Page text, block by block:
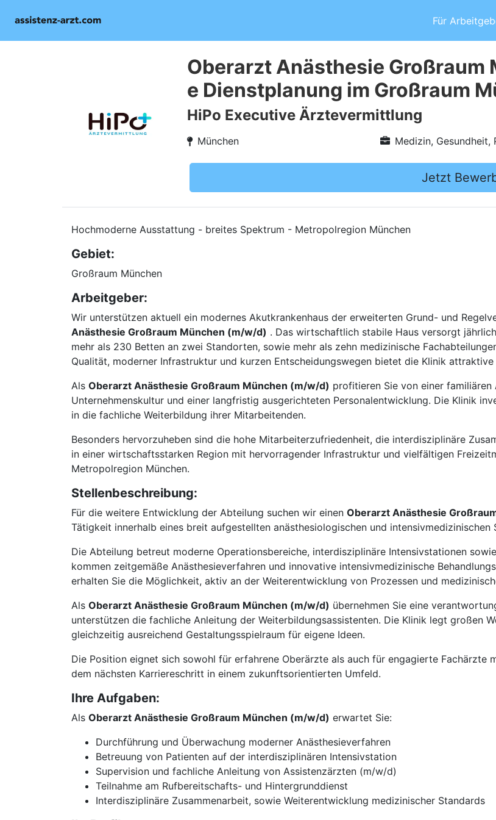
Für
Oberarzt Anästhesie
e Dienstplanung im Großraum
HiPo Executive Ärztevermittlung
München Medizin, Gesundheit,
Jetzt
Hochmoderne Ausstattung - breites Spektrum - Metropolregion München
Gebiet:
Großraum München
Arbeitgeber:
Wir unterstützen aktuell ein modernes Akutkrankenhaus der erweiterten Grund- und
Anästhesie Großraum München (m/w/d) . Das wirtschaftlich stabile Haus versorgt
mehr als 230 Betten an zwei Standorten, sowie mehr als zehn medizinische
Qualität, moderner Infrastruktur und kurzen Entscheidungswegen bietet die Klinik
Als Oberarzt Anästhesie Großraum München (m/w/d) profitieren Sie von einer
Unternehmenskultur und einer langfristig ausgerichteten Personalentwicklung. Die Klinik
in die fachliche Weiterbildung ihrer Mitarbeitenden.
Besonders hervorzuheben sind die hohe Mitarbeiterzufriedenheit, die interdisziplinäre
in einer wirtschaftsstarken Region mit hervorragender Infrastruktur und vielfältigen
Metropolregion München.
Stellenbeschreibung:
Für die weitere Entwicklung der Abteilung suchen wir einen Oberarzt Anästhesie
Tätigkeit innerhalb eines breit aufgestellten anästhesiologischen und intensivmedizinischen
Die Abteilung betreut moderne Operationsbereiche, interdisziplinäre Intensivstationen
kommen zeitgemäße Anästhesieverfahren und innovative intensivmedizinische
erhalten Sie die Möglichkeit, aktiv an der Weiterentwicklung von Prozessen und
Als Oberarzt Anästhesie Großraum München (m/w/d) übernehmen Sie eine
unterstützen die fachliche Anleitung der Weiterbildungsassistenten. Die Klinik legt großen
gleichzeitig ausreichend Gestaltungsspielraum für eigene Ideen.
Die Position eignet sich sowohl für erfahrene Oberärzte als auch für engagierte Fachärzte
dem nächsten Karriereschritt in einem zukunftsorientierten Umfeld.
Ihre Aufgaben:
Als Oberarzt Anästhesie Großraum München (m/w/d) erwartet Sie:
Durchführung und Überwachung moderner Anästhesieverfahren
Betreuung von Patienten auf der interdisziplinären Intensivstation
Supervision und fachliche Anleitung von Assistenzärzten (m/w/d)
Teilnahme am Rufbereitschafts- und Hintergrunddienst
Interdisziplinäre Zusammenarbeit, sowie Weiterentwicklung medizinischer Standards